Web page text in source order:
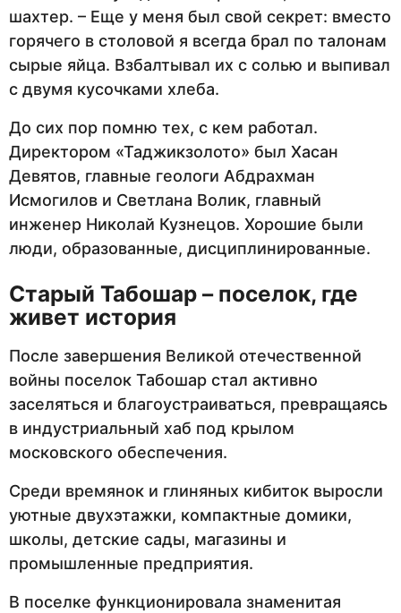
шахтер. – Еще у меня был свой секрет: вместо
горячего в столовой я всегда брал по талонам
сырые яйца. Взбалтывал их с солью и выпивал
с двумя кусочками хлеба.
До сих пор помню тех, с кем работал.
Директором «Таджикзолото» был Хасан
Девятов, главные геологи Абдрахман
Исмогилов и Светлана Волик, главный
инженер Николай Кузнецов. Хорошие были
люди, образованные, дисциплинированные.
Старый Табошар – поселок, где
живет история
После завершения Великой отечественной
войны поселок Табошар стал активно
заселяться и благоустраиваться, превращаясь
в индустриальный хаб под крылом
московского обеспечения.
Среди времянок и глиняных кибиток выросли
уютные двухэтажки, компактные домики,
школы, детские сады, магазины и
промышленные предприятия.
В поселке функционировала знаменитая